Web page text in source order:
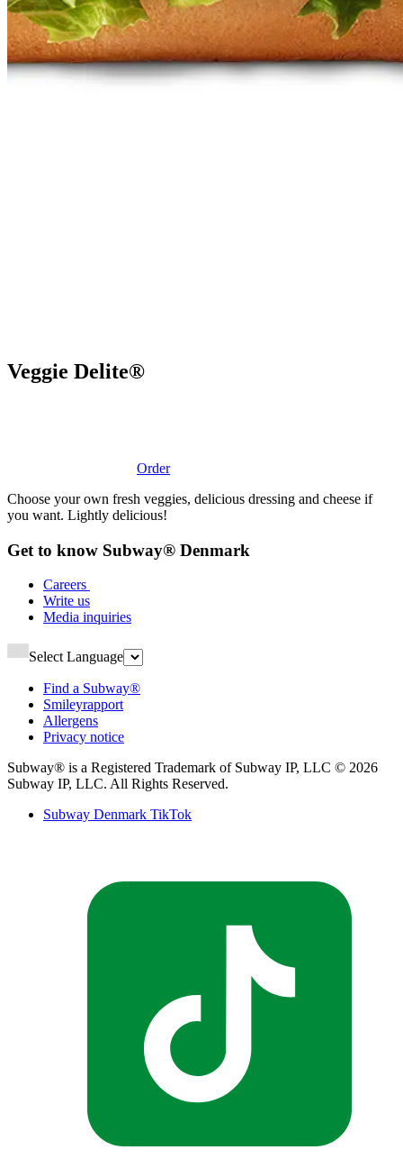
Veggie Delite®​​​​‌ ‍ ​‍​‍‌‍ ‌ ​‍‌‍‍‌‌‍‌ ‌‍‍‌‌‍ ‍​‍​‍​ ‍‍​‍​‍‌ ​ ‌‍​‌‌‍ ‍‌‍‍‌‌ ‌​‌ ‍‌​‍ ‍‌‍‍‌‌‍ ​‍​‍​‍ ​​‍​‍‌‍‍​‌ ​‍‌‍‌‌‌‍‌‍​‍​‍​ ‍‍​‍​‍‌‍‍​‌ ‌​‌ ‌​‌ ​​‌ ​ ​ ‍‍​‍ ​‍ ‌‍ ‍‌‍ ‌ ​‍‌‍‌​‌‍‍‌‌‍​ ​‍ ‌‌‍​‍‌‍‍‌‌ ‌​‌‍‌‌‌ ​ ​‍ ‌‌‍‌ ‌ ​‍‌‍ ‌ ‌‌‌ ​​​‍ ‌‌ ​ ‌ ‌​‌ ‌‌‌‍‌​‌‍‍‌‌‍ ​‍ ‍‌ ‌‍‌‍‌‌‌ ​‍‌‍​ ‌‍‌‌‌‍ ​​‍ ‍‌‍​‌‌ ​​‌ ​​​‍ ‌‍‍‌‌‍ ‍‌ ‌​‌‍‌‌‌‍ ‍‌ ‌​​‍ ‌‍‌‌‌‍‌​‌‍‍‌‌ ‌​​‍ ‌‍ ‌‌‍ ‌‍‌​‌‍‌‌​ ‌‌ ​​‌ ​‍‌‍‌‌‌ ​ ‌‍‌‌‌‍ ‍‌ ‌​‌‍​‌‌ ‌​‌‍‍‌‌‍ ‌‍ ‍​ ‍ ‌‍‍‌‌‍‌​​ ‌​ ‍​​ ‌‌​ ‍‌​ ‌‌​ ‌​‌‍​ ​ ​ ‌‍​‍​‍ ‌​ ​‍​ ‌‍‌‍‌‍​ ‌​​‍ ‌​ ‌​​ ​‍‌‍‌‍​ ‌‍​‍ ‌​ ‍​​ ​​​ ‌ ​ ‌ ​‍ ‌‌‍​‍​ ‌‌‌‍‌‌‌‍​‌​ ​​‌‍‌‌​ ‌​​ ​​​ ‌‍​ ​ ​ ‌ ‌‍‌‍​ ‍ ‌ ‌​‌ ‍‌‌ ​​‌‍‌‌​ ‌‌ ​​‌ ​‍‌‍ ‌‍‌​‌ ‌‌‌‍​ ‌ ‌​​ ‍ ‌ ​​‌‍​‌‌ ‌​‌‍‍​​ ‌‌‍ ‍‌‍​‌‌‍ ‌‌‍‌‌​‍‌‌​ ‌‌‌​​‍‌‌ ‌‍‍ ‌‍‌‌‌ ‍‌​‍‌‌​ ​ ‌​‌​​‍‌‌​ ​ ‌​‌​​‍‌‌​ ​‍​ ​‍‌‍‌‌‌‍ ‍​‍‌‌​ ​‍​ ​‍​‍‌‌​ ‌‌‌​‌​​‍ ‍‌ ‌‍‌‍​‌‌‍ ​‌ ‌‌‌‍‌‌​ ‌‍​‍‌‍​‌‌ ​ ‌‍‌‌‌‌‌‌‌ ​‍‌‍ ​​ ‌‌‍‍​‌ ‌​‌ ‌​‌ ​​‌ ​ ​‍‌‌​ ​ ‌​​‌​‍‌‌​ ​‍‌​‌‍​‍‌‌​ ​‍‌​‌‍‌‍ ‍‌‍ ‌ ​‍‌‍‌​‌‍‍‌‌‍​ ​‍ ‌‌‍​‍‌‍‍‌‌ ‌​‌‍‌‌‌ ​ ​‍ ‌‌‍‌ ‌ ​‍‌‍ ‌ ‌‌‌ ​​​‍ ‌‌ ​ ‌ ‌​‌ ‌‌‌‍‌​‌‍‍‌‌‍ ​‍ ‍‌ ‌‍‌‍‌‌‌ ​‍‌‍​ ‌‍‌‌‌‍ ​​‍ ‍‌‍​‌‌ ​​‌ ​​​‍‌‍‌‍‍‌‌‍‌​​ ‌​ ‍​​ ‌‌​ ‍‌​ ‌‌​ ‌​‌‍​ ​ ​ ‌‍​‍​‍ ‌​ ​‍​ ‌‍‌‍‌‍​ ‌​​‍ ‌​ ‌​​ ​‍‌‍‌‍​ ‌‍​‍ ‌​ ‍​​ ​​​ ‌ ​ ‌ ​‍ ‌‌‍​‍​ ‌‌‌‍‌‌‌‍​‌​ ​​‌‍‌‌​ ‌​​ ​​​ ‌‍​ ​ ​ ‌ ‌‍‌‍​‍‌‍‌ ‌​‌ ‍‌‌ ​​‌‍‌‌​ ‌‌ ​​‌ ​‍‌‍ ‌‍‌​‌ ‌‌‌‍​ ‌ ‌​​‍‌‍‌ ​​‌‍​‌‌ ‌​‌‍‍​​ ‌‌‍ ‍‌‍​‌‌‍ ‌‌‍‌‌​‍‌‌​ ‌‌‌​​‍‌‌ ‌‍‍ ‌‍‌‌‌ ‍‌​‍‌‌​ ​ ‌​‌​​‍‌‌​ ​ ‌​‌​​‍‌‌​ ​‍​ ​‍‌‍‌‌‌‍ ‍​‍‌‌​ ​‍​ ​‍​‍‌‌​ ‌‌‌​‌​​‍ ‍‌ ‌‍‌‍​‌‌‍ ​‌ ‌‌‌‍‌‌​‍‌‍‌ ​​‌‍‌‌‌ ​‍‌ ​ ‌ ​​‌‍‌‌‌‍​ ‌ ‌​‌‍‍‌‌ ‌‍‌‍‌‌​ ‌‌ ​​‌ ‌‌‌‍​‍‌‍ ​‌‍‍‌‌ ​ ‌‍‍​‌‍‌‌‌‍‌​​‍​‍‌ ‌
Order
Choose your own fresh veggies, delicious dressing and cheese if
you want. Lightly delicious!​​​​‌ ‍ ​‍​‍‌‍ ‌ ​‍‌‍‍‌‌‍‌ ‌‍‍‌‌‍ ‍​‍​‍​ ‍‍​‍​‍‌ ​ ‌‍​‌‌‍ ‍‌‍‍‌‌ ‌​‌ ‍‌​‍ ‍‌‍‍‌‌‍ ​‍​‍​‍ ​​‍​‍‌‍‍​‌ ​‍‌‍‌‌‌‍‌‍​‍​‍​ ‍‍​‍​‍‌‍‍​‌ ‌​‌ ‌​‌ ​​‌ ​ ​ ‍‍​‍ ​‍ ‌‍ ‍‌‍ ‌ ​‍‌‍‌​‌‍‍‌‌‍​ ​‍ ‌‌‍​‍‌‍‍‌‌ ‌​‌‍‌‌‌ ​ ​‍ ‌‌‍‌ ‌ ​‍‌‍ ‌ ‌‌‌ ​​​‍ ‌‌ ​ ‌ ‌​‌ ‌‌‌‍‌​‌‍‍‌‌‍ ​‍ ‍‌ ‌‍‌‍‌‌‌ ​‍‌‍​ ‌‍‌‌‌‍ ​​‍ ‍‌‍​‌‌ ​​‌ ​​​‍ ‌‍‍‌‌‍ ‍‌ ‌​‌‍‌‌‌‍ ‍‌ ‌​​‍ ‌‍‌‌‌‍‌​‌‍‍‌‌ ‌​​‍ ‌‍ ‌‌‍ ‌‍‌​‌‍‌‌​ ‌‌ ​​‌ ​‍‌‍‌‌‌ ​ ‌‍‌‌‌‍ ‍‌ ‌​‌‍​‌‌ ‌​‌‍‍‌‌‍ ‌‍ ‍​ ‍ ‌‍‍‌‌‍‌​​ ‌​ ‍​​ ‌‌​ ‍‌​ ‌‌​ ‌​‌‍​ ​ ​ ‌‍​‍​‍ ‌​ ​‍​ ‌‍‌‍‌‍​ ‌​​‍ ‌​ ‌​​ ​‍‌‍‌‍​ ‌‍​‍ ‌​ ‍​​ ​​​ ‌ ​ ‌ ​‍ ‌‌‍​‍​ ‌‌‌‍‌‌‌‍​‌​ ​​‌‍‌‌​ ‌​​ ​​​ ‌‍​ ​ ​ ‌ ‌‍‌‍​ ‍ ‌ ‌​‌ ‍‌‌ ​​‌‍‌‌​ ‌‌ ​​‌ ​‍‌‍ ‌‍‌​‌ ‌‌‌‍​ ‌ ‌​​ ‍ ‌ ​​‌‍​‌‌ ‌​‌‍‍​​ ‌‌‍‌​‌‍‌‌‌ ​ ‌‍​ ‌ ​‍‌‍‍‌‌ ​​‌ ‌​‌‍‍‌‌‍ ‌‍ ‍​‍‌‌​ ‌‌‌​​‍‌‌ ‌‍‍ ‌‍‌‌‌ ‍‌​‍‌‌​ ​ ‌​‌​​‍‌‌​ ​ ‌​‌​​‍‌‌​ ​‍​ ​‍‌‍‌‌‌‍ ‍​‍‌‌​ ​‍​ ​‍​‍‌‌​ ‌‌‌​‌​​‍ ‍‌ ‌‍‌‍​‌‌‍ ​‌ ‌‌‌‍‌‌​‍ ‍‌ ‌‍‌‍​‌‌‍ ​‌ ‌‌‌‍‌‌​‍‌‌​ ‌‌‌​​‍‌‌ ‌‍‍ ‌‍‌‌‌ ‍‌​‍‌‌​ ​ ‌​‌​​‍‌‌​ ​ ‌​‌​​‍‌‌​ ​‍​ ​‍​ ‌‍​ ​‍‌‍‌‍​ ‌‌​ ​ ​ ‍​​ ​​​ ‌‍‌‍‌‌​ ‌‌‌‍‌‍​ ​ ​‍‌‌​ ​‍​ ​‍​‍‌‌​ ‌‌‌​‌​​‍ ‍‌‍​ ‌‍‍​‌‍‍‌‌‍ ​‌‍‌​‌ ​‍‌‍‌‌‌‍ ‍​‍‌‌​ ‌‌‌​​‍‌‌ ‌‍‍ ‌‍‌‌‌ ‍‌​‍‌‌​ ​ ‌​‌​​‍‌‌​ ​ ‌​‌​​‍‌‌​ ​‍​ ​‍‌‍‌‍​ ​​‌‍​‌‌‍​‍​ ‍‌‌‍‌‌​ ​‌​ ​ ​ ‌​​ ​‍‌‍​ ​ ​​​‍‌‌​ ​‍​ ​‍​‍‌‌​ ‌‌‌​‌​​‍ ‍‌ ‌​‌‍‌‌‌ ‍​‌ ‌​​ ‌‍​‍‌‍​‌‌ ​ ‌‍‌‌‌‌‌‌‌ ​‍‌‍ ​​ ‌‌‍‍​‌ ‌​‌ ‌​‌ ​​‌ ​ ​‍‌‌​ ​ ‌​​‌​‍‌‌​ ​‍‌​‌‍​‍‌‌​ ​‍‌​‌‍‌‍ ‍‌‍ ‌ ​‍‌‍‌​‌‍‍‌‌‍​ ​‍ ‌‌‍​‍‌‍‍‌‌ ‌​‌‍‌‌‌ ​ ​‍ ‌‌‍‌ ‌ ​‍‌‍ ‌ ‌‌‌ ​​​‍ ‌‌ ​ ‌ ‌​‌ ‌‌‌‍‌​‌‍‍‌‌‍ ​‍ ‍‌ ‌‍‌‍‌‌‌ ​‍‌‍​ ‌‍‌‌‌‍ ​​‍ ‍‌‍​‌‌ ​​‌ ​​​‍‌‍‌‍‍‌‌‍‌​​ ‌​ ‍​​ ‌‌​ ‍‌​ ‌‌​ ‌​‌‍​ ​ ​ ‌‍​‍​‍ ‌​ ​‍​ ‌‍‌‍‌‍​ ‌​​‍ ‌​ ‌​​ ​‍‌‍‌‍​ ‌‍​‍ ‌​ ‍​​ ​​​ ‌ ​ ‌ ​‍ ‌‌‍​‍​ ‌‌‌‍‌‌‌‍​‌​ ​​‌‍‌‌​ ‌​​ ​​​ ‌‍​ ​ ​ ‌ ‌‍‌‍​‍‌‍‌ ‌​‌ ‍‌‌ ​​‌‍‌‌​ ‌‌ ​​‌ ​‍‌‍ ‌‍‌​‌ ‌‌‌‍​ ‌ ‌​​‍‌‍‌ ​​‌‍​‌‌ ‌​‌‍‍​​ ‌‌‍‌​‌‍‌‌‌ ​ ‌‍​ ‌ ​‍‌‍‍‌‌ ​​‌ ‌​‌‍‍‌‌‍ ‌‍ ‍​‍‌‌​ ‌‌‌​​‍‌‌ ‌‍‍ ‌‍‌‌‌ ‍‌​‍‌‌​ ​ ‌​‌​​‍‌‌​ ​ ‌​‌​​‍‌‌​ ​‍​ ​‍‌‍‌‌‌‍ ‍​‍‌‌​ ​‍​ ​‍​‍‌‌​ ‌‌‌​‌​​‍ ‍‌ ‌‍‌‍​‌‌‍ ​‌ ‌‌‌‍‌‌​‍ ‍‌ ‌‍‌‍​‌‌‍ ​‌ ‌‌‌‍‌‌​‍‌‌​ ‌‌‌​​‍‌‌ ‌‍‍ ‌‍‌‌‌ ‍‌​‍‌‌​ ​ ‌​‌​​‍‌‌​ ​ ‌​‌​​‍‌‌​ ​‍​ ​‍​ ‌‍​ ​‍‌‍‌‍​ ‌‌​ ​ ​ ‍​​ ​​​ ‌‍‌‍‌‌​ ‌‌‌‍‌‍​ ​ ​‍‌‌​ ​‍​ ​‍​‍‌‌​ ‌‌‌​‌​​‍ ‍‌‍​ ‌‍‍​‌‍‍‌‌‍ ​‌‍‌​‌ ​‍‌‍‌‌‌‍ ‍​‍‌‌​ ‌‌‌​​‍‌‌ ‌‍‍ ‌‍‌‌‌ ‍‌​‍‌‌​ ​ ‌​‌​​‍‌‌​ ​ ‌​‌​​‍‌‌​ ​‍​ ​‍‌‍‌‍​ ​​‌‍​‌‌‍​‍​ ‍‌‌‍‌‌​ ​‌​ ​ ​ ‌​​ ​‍‌‍​ ​ ​​​‍‌‌​ ​‍​ ​‍​‍‌‌​ ‌‌‌​‌​​‍ ‍‌ ‌​‌‍‌‌‌ ‍​‌ ‌​​‍‌‍‌ ​​‌‍‌‌‌ ​‍‌ ​ ‌ ​​‌‍‌‌‌‍​ ‌ ‌​‌‍‍‌‌ ‌‍‌‍‌‌​ ‌‌ ​​‌ ‌‌‌‍​‍‌‍ ​‌‍‍‌‌ ​ ‌‍‍​‌‍‌‌‌‍‌​​‍​‍‌ ‌
Get to know Subway® Denmark​​​​‌ ‍ ​‍​‍‌‍ ‌ ​‍‌‍‍‌‌‍‌ ‌‍‍‌‌‍ ‍​‍​‍​ ‍‍​‍​‍‌ ​ ‌‍​‌‌‍ ‍‌‍‍‌‌ ‌​‌ ‍‌​‍ ‍‌‍‍‌‌‍ ​‍​‍​‍ ​​‍​‍‌‍‍​‌ ​‍‌‍‌‌‌‍‌‍​‍​‍​ ‍‍​‍​‍‌‍‍​‌ ‌​‌ ‌​‌ ​​‌ ​ ​ ‍‍​‍ ​‍ ‌‍ ‍‌‍ ‌ ​‍‌‍‌​‌‍‍‌‌‍​ ​‍ ‌‌‍​‍‌‍‍‌‌ ‌​‌‍‌‌‌ ​ ​‍ ‌‌‍‌ ‌ ​‍‌‍ ‌ ‌‌‌ ​​​‍ ‌‌ ​ ‌ ‌​‌ ‌‌‌‍‌​‌‍‍‌‌‍ ​‍ ‍‌ ‌‍‌‍‌‌‌ ​‍‌‍​ ‌‍‌‌‌‍ ​​‍ ‍‌‍​‌‌ ​​‌ ​​​‍ ‌‍‍‌‌‍ ‍‌ ‌​‌‍‌‌‌‍ ‍‌ ‌​​‍ ‌‍‌‌‌‍‌​‌‍‍‌‌ ‌​​‍ ‌‍ ‌‌‍ ‌‍‌​‌‍‌‌​ ‌‌ ​​‌ ​‍‌‍‌‌‌ ​ ‌‍‌‌‌‍ ‍‌ ‌​‌‍​‌‌ ‌​‌‍‍‌‌‍ ‌‍ ‍​ ‍ ‌‍‍‌‌‍‌​​ ‌​ ‌‍​ ​ ‌‍‌​​ ‌‌​ ​ ‌‍​‍​ ​‌​ ​​​‍ ‌​ ​‍​ ​‌​ ‌‌​ ​​​‍ ‌​ ‌​‌‍​ ‌‍​ ​ ​​​‍ ‌​ ‍​‌‍‌‌​ ‍‌​ ​‍​‍ ‌​ ‌ ‌‍‌‌​ ​‍​ ​‌​ ​‍​ ​ ​ ​ ‌‍‌‍‌‍​‍​ ‌‌​ ‍​‌‍​‌​ ‍ ‌ ‌​‌ ‍‌‌ ​​‌‍‌‌​ ‌‌ ‌ ‌‍‌‌‌‍​‍‌ ​ ‌‍‍‌‌ ‌​‌‍‌‌‌​‌‍‌‍ ‌‍ ‌ ‌​‌‍‌‌‌ ​‍​ ‍ ‌ ​​‌‍​‌‌ ‌​‌‍‍​​ ‌‌ ‌​‌‍‍‌‌ ‌​‌‍ ​‌‍‌‌​‍‌‌​ ‌‌‌​​‍‌‌ ‌‍‍ ‌‍‌‌‌ ‍‌​‍‌‌​ ​ ‌​‌​​‍‌‌​ ​ ‌​‌​​‍‌‌​ ​‍​ ​‍‌‍‌‌‌‍ ‍​‍‌‌​ ​‍​ ​‍​‍‌‌​ ‌‌‌​‌​​‍ ‍‌ ‌‍‌‍​‌‌‍ ​‌ ‌‌‌‍‌‌​ ‌‍​‍‌‍​‌‌ ​ ‌‍‌‌‌‌‌‌‌ ​‍‌‍ ​​ ‌‌‍‍​‌ ‌​‌ ‌​‌ ​​‌ ​ ​‍‌‌​ ​ ‌​​‌​‍‌‌​ ​‍‌​‌‍​‍‌‌​ ​‍‌​‌‍‌‍ ‍‌‍ ‌ ​‍‌‍‌​‌‍‍‌‌‍​ ​‍ ‌‌‍​‍‌‍‍‌‌ ‌​‌‍‌‌‌ ​ ​‍ ‌‌‍‌ ‌ ​‍‌‍ ‌ ‌‌‌ ​​​‍ ‌‌ ​ ‌ ‌​‌ ‌‌‌‍‌​‌‍‍‌‌‍ ​‍ ‍‌ ‌‍‌‍‌‌‌ ​‍‌‍​ ‌‍‌‌‌‍ ​​‍ ‍‌‍​‌‌ ​​‌ ​​​‍‌‍‌‍‍‌‌‍‌​​ ‌​ ‌‍​ ​ ‌‍‌​​ ‌‌​ ​ ‌‍​‍​ ​‌​ ​​​‍ ‌​ ​‍​ ​‌​ ‌‌​ ​​​‍ ‌​ ‌​‌‍​ ‌‍​ ​ ​​​‍ ‌​ ‍​‌‍‌‌​ ‍‌​ ​‍​‍ ‌​ ‌ ‌‍‌‌​ ​‍​ ​‌​ ​‍​ ​ ​ ​ ‌‍‌‍‌‍​‍​ ‌‌​ ‍​‌‍​‌​‍‌‍‌ ‌​‌ ‍‌‌ ​​‌‍‌‌​ ‌‌ ‌ ‌‍‌‌‌‍​‍‌ ​ ‌‍‍‌‌ ‌​‌‍‌‌‌​‌‍‌‍ ‌‍ ‌ ‌​‌‍‌‌‌ ​‍​‍‌‍‌ ​​‌‍​‌‌ ‌​‌‍‍​​ ‌‌ ‌​‌‍‍‌‌ ‌​‌‍ ​‌‍‌‌​‍‌‌​ ‌‌‌​​‍‌‌ ‌‍‍ ‌‍‌‌‌ ‍‌​‍‌‌​ ​ ‌​‌​​‍‌‌​ ​ ‌​‌​​‍‌‌​ ​‍​ ​‍‌‍‌‌‌‍ ‍​‍‌‌​ ​‍​ ​‍​‍‌‌​ ‌‌‌​‌​​‍ ‍‌ ‌‍‌‍​‌‌‍ ​‌ ‌‌‌‍‌‌​‍‌‍‌ ​​‌‍‌‌‌ ​‍‌ ​ ‌ ​​‌‍‌‌‌‍​ ‌ ‌​‌‍‍‌‌ ‌‍‌‍‌‌​ ‌‌ ​​‌ ‌‌‌‍​‍‌‍ ​‌‍‍‌‌ ​ ‌‍‍​‌‍‌‌‌‍‌​​‍​‍‌ ‌
Careers ​​​​‌ ‍ ​‍​‍‌‍ ‌ ​‍‌‍‍‌‌‍‌ ‌‍‍‌‌‍ ‍​‍​‍​ ‍‍​‍​‍‌ ​ ‌‍​‌‌‍ ‍‌‍‍‌‌ ‌​‌ ‍‌​‍ ‍‌‍‍‌‌‍ ​‍​‍​‍ ​​‍​‍‌‍‍​‌ ​‍‌‍‌‌‌‍‌‍​‍​‍​ ‍‍​‍​‍‌‍‍​‌ ‌​‌ ‌​‌ ​​‌ ​ ​ ‍‍​‍ ​‍ ‌‍ ‍‌‍ ‌ ​‍‌‍‌​‌‍‍‌‌‍​ ​‍ ‌‌‍​‍‌‍‍‌‌ ‌​‌‍‌‌‌ ​ ​‍ ‌‌‍‌ ‌ ​‍‌‍ ‌ ‌‌‌ ​​​‍ ‌‌ ​ ‌ ‌​‌ ‌‌‌‍‌​‌‍‍‌‌‍ ​‍ ‍‌ ‌‍‌‍‌‌‌ ​‍‌‍​ ‌‍‌‌‌‍ ​​‍ ‍‌‍​‌‌ ​​‌ ​​​‍ ‌‍‍‌‌‍ ‍‌ ‌​‌‍‌‌‌‍ ‍‌ ‌​​‍ ‌‍‌‌‌‍‌​‌‍‍‌‌ ‌​​‍ ‌‍ ‌‌‍ ‌‍‌​‌‍‌‌​ ‌‌ ​​‌ ​‍‌‍‌‌‌ ​ ‌‍‌‌‌‍ ‍‌ ‌​‌‍​‌‌ ‌​‌‍‍‌‌‍ ‌‍ ‍​ ‍ ‌‍‍‌‌‍‌​​ ‌‌‍‌​​ ‍​​ ​​‌‍‌​​ ​‌‌‍‌‍‌‍​‌​ ‌ ​‍ ‌‌‍​‌​ ​‍​ ‍​​ ‍‌​‍ ‌​ ‌​‌‍‌‌​ ​ ​ ​‌​‍ ‌‌‍​‍​ ​‌‌‍‌​​ ‌‍​‍ ‌​ ‌‍​ ‌​​ ‌‍​ ​‍​ ‌‍​ ‌‌​ ‍​​ ‌ ​ ‌‌​ ​‍​ ‌‍​ ‌‌​ ‍ ‌ ‌​‌ ‍‌‌ ​​‌‍‌‌​ ‌‌ ‌ ‌‍‌‌‌‍​‍‌ ​ ‌‍‍‌‌ ‌​‌‍‌‌‌​ ‍‌‍​‌‌ ‌‍‌‍‍‌‌‍‌ ‌‍​‌‌ ‌​‌‍‍‌‌‍ ‌‍ ‍‌​‍‌‌ ‌​‌‍‌‌‌‍ ‌​ ‍ ‌ ​​‌‍​‌‌ ‌​‌‍‍​​ ‌‌‍ ​‌‍​‌‌‍​‍‌‍‌‌‌‍ ​​‍‌‌​ ‌‌‌​​‍‌‌ ‌‍‍ ‌‍‌‌‌ ‍‌​‍‌‌​ ​ ‌​‌​​‍‌‌​ ​ ‌​‌​​‍‌‌​ ​‍​ ​‍‌‍‌‌‌‍ ‍​‍‌‌​ ​‍​ ​‍​‍‌‌​ ‌‌‌​‌​​‍ ‍‌ ‌‍‌‍​‌‌‍ ​‌ ‌‌‌‍‌‌​ ‌‍​‍‌‍​‌‌ ​ ‌‍‌‌‌‌‌‌‌ ​‍‌‍ ​​ ‌‌‍‍​‌ ‌​‌ ‌​‌ ​​‌ ​ ​‍‌‌​ ​ ‌​​‌​‍‌‌​ ​‍‌​‌‍​‍‌‌​ ​‍‌​‌‍‌‍ ‍‌‍ ‌ ​‍‌‍‌​‌‍‍‌‌‍​ ​‍ ‌‌‍​‍‌‍‍‌‌ ‌​‌‍‌‌‌ ​ ​‍ ‌‌‍‌ ‌ ​‍‌‍ ‌ ‌‌‌ ​​​‍ ‌‌ ​ ‌ ‌​‌ ‌‌‌‍‌​‌‍‍‌‌‍ ​‍ ‍‌ ‌‍‌‍‌‌‌ ​‍‌‍​ ‌‍‌‌‌‍ ​​‍ ‍‌‍​‌‌ ​​‌ ​​​‍‌‍‌‍‍‌‌‍‌​​ ‌‌‍‌​​ ‍​​ ​​‌‍‌​​ ​‌‌‍‌‍‌‍​‌​ ‌ ​‍ ‌‌‍​‌​ ​‍​ ‍​​ ‍‌​‍ ‌​ ‌​‌‍‌‌​ ​ ​ ​‌​‍ ‌‌‍​‍​ ​‌‌‍‌​​ ‌‍​‍ ‌​ ‌‍​ ‌​​ ‌‍​ ​‍​ ‌‍​ ‌‌​ ‍​​ ‌ ​ ‌‌​ ​‍​ ‌‍​ ‌‌​‍‌‍‌ ‌​‌ ‍‌‌ ​​‌‍‌‌​ ‌‌ ‌ ‌‍‌‌‌‍​‍‌ ​ ‌‍‍‌‌ ‌​‌‍‌‌‌​ ‍‌‍​‌‌ ‌‍‌‍‍‌‌‍‌ ‌‍​‌‌ ‌​‌‍‍‌‌‍ ‌‍ ‍‌​‍‌‌ ‌​‌‍‌‌‌‍ ‌​‍‌‍‌ ​​‌‍​‌‌ ‌​‌‍‍​​ ‌‌‍ ​‌‍​‌‌‍​‍‌‍‌‌‌‍ ​​‍‌‌​ ‌‌‌​​‍‌‌ ‌‍‍ ‌‍‌‌‌ ‍‌​‍‌‌​ ​ ‌​‌​​‍‌‌​ ​ ‌​‌​​‍‌‌​ ​‍​ ​‍‌‍‌‌‌‍ ‍​‍‌‌​ ​‍​ ​‍​‍‌‌​ ‌‌‌​‌​​‍ ‍‌ ‌‍‌‍​‌‌‍ ​‌ ‌‌‌‍‌‌​‍‌‍‌ ​​‌‍‌‌‌ ​‍‌ ​ ‌ ​​‌‍‌‌‌‍​ ‌ ‌​‌‍‍‌‌ ‌‍‌‍‌‌​ ‌‌ ​​‌ ‌‌‌‍​‍‌‍ ​‌‍‍‌‌ ​ ‌‍‍​‌‍‌‌‌‍‌​​‍​‍‌ ‌
Write us​​​​‌ ‍ ​‍​‍‌‍ ‌ ​‍‌‍‍‌‌‍‌ ‌‍‍‌‌‍ ‍​‍​‍​ ‍‍​‍​‍‌ ​ ‌‍​‌‌‍ ‍‌‍‍‌‌ ‌​‌ ‍‌​‍ ‍‌‍‍‌‌‍ ​‍​‍​‍ ​​‍​‍‌‍‍​‌ ​‍‌‍‌‌‌‍‌‍​‍​‍​ ‍‍​‍​‍‌‍‍​‌ ‌​‌ ‌​‌ ​​‌ ​ ​ ‍‍​‍ ​‍ ‌‍ ‍‌‍ ‌ ​‍‌‍‌​‌‍‍‌‌‍​ ​‍ ‌‌‍​‍‌‍‍‌‌ ‌​‌‍‌‌‌ ​ ​‍ ‌‌‍‌ ‌ ​‍‌‍ ‌ ‌‌‌ ​​​‍ ‌‌ ​ ‌ ‌​‌ ‌‌‌‍‌​‌‍‍‌‌‍ ​‍ ‍‌ ‌‍‌‍‌‌‌ ​‍‌‍​ ‌‍‌‌‌‍ ​​‍ ‍‌‍​‌‌ ​​‌ ​​​‍ ‌‍‍‌‌‍ ‍‌ ‌​‌‍‌‌‌‍ ‍‌ ‌​​‍ ‌‍‌‌‌‍‌​‌‍‍‌‌ ‌​​‍ ‌‍ ‌‌‍ ‌‍‌​‌‍‌‌​ ‌‌ ​​‌ ​‍‌‍‌‌‌ ​ ‌‍‌‌‌‍ ‍‌ ‌​‌‍​‌‌ ‌​‌‍‍‌‌‍ ‌‍ ‍​ ‍ ‌‍‍‌‌‍‌​​ ‌‌‍​‍​ ‌ ​ ​‍‌‍‌‍​ ​​‌‍​‌​ ​‍​ ‌‍​‍ ‌​ ​​‌‍​ ​ ‌ ​ ​‍​‍ ‌​ ‌​‌‍‌​​ ‌ ​ ‌‍​‍ ‌‌‍​‍​ ‌​​ ‌ ‌‍‌‌​‍ ‌​ ​ ​ ‍‌‌‍​‌‌‍‌‍‌‍​‌​ ​‍​ ​‍‌‍​ ‌‍‌‍‌‍‌‍​ ‌‍​ ​‌​ ‍ ‌ ‌​‌ ‍‌‌ ​​‌‍‌‌​ ‌‌ ‌ ‌‍‌‌‌‍​‍‌ ​ ‌‍‍‌‌ ‌​‌‍‌‌‌​ ‍‌‍​‌‌ ‌‍‌‍‍‌‌‍‌ ‌‍​‌‌ ‌​‌‍‍‌‌‍ ‌‍ ‍‌​‍‌‌ ‌​‌‍‌‌‌‍ ‌​ ‍ ‌ ​​‌‍​‌‌ ‌​‌‍‍​​ ‌‌‍ ​‌‍​‌‌‍​‍‌‍‌‌‌‍ ​​‍‌‌​ ‌‌‌​​‍‌‌ ‌‍‍ ‌‍‌‌‌ ‍‌​‍‌‌​ ​ ‌​‌​​‍‌‌​ ​ ‌​‌​​‍‌‌​ ​‍​ ​‍‌‍‌‌‌‍ ‍​‍‌‌​ ​‍​ ​‍​‍‌‌​ ‌‌‌​‌​​‍ ‍‌ ‌‍‌‍​‌‌‍ ​‌ ‌‌‌‍‌‌​ ‌‍​‍‌‍​‌‌ ​ ‌‍‌‌‌‌‌‌‌ ​‍‌‍ ​​ ‌‌‍‍​‌ ‌​‌ ‌​‌ ​​‌ ​ ​‍‌‌​ ​ ‌​​‌​‍‌‌​ ​‍‌​‌‍​‍‌‌​ ​‍‌​‌‍‌‍ ‍‌‍ ‌ ​‍‌‍‌​‌‍‍‌‌‍​ ​‍ ‌‌‍​‍‌‍‍‌‌ ‌​‌‍‌‌‌ ​ ​‍ ‌‌‍‌ ‌ ​‍‌‍ ‌ ‌‌‌ ​​​‍ ‌‌ ​ ‌ ‌​‌ ‌‌‌‍‌​‌‍‍‌‌‍ ​‍ ‍‌ ‌‍‌‍‌‌‌ ​‍‌‍​ ‌‍‌‌‌‍ ​​‍ ‍‌‍​‌‌ ​​‌ ​​​‍‌‍‌‍‍‌‌‍‌​​ ‌‌‍​‍​ ‌ ​ ​‍‌‍‌‍​ ​​‌‍​‌​ ​‍​ ‌‍​‍ ‌​ ​​‌‍​ ​ ‌ ​ ​‍​‍ ‌​ ‌​‌‍‌​​ ‌ ​ ‌‍​‍ ‌‌‍​‍​ ‌​​ ‌ ‌‍‌‌​‍ ‌​ ​ ​ ‍‌‌‍​‌‌‍‌‍‌‍​‌​ ​‍​ ​‍‌‍​ ‌‍‌‍‌‍‌‍​ ‌‍​ ​‌​‍‌‍‌ ‌​‌ ‍‌‌ ​​‌‍‌‌​ ‌‌ ‌ ‌‍‌‌‌‍​‍‌ ​ ‌‍‍‌‌ ‌​‌‍‌‌‌​ ‍‌‍​‌‌ ‌‍‌‍‍‌‌‍‌ ‌‍​‌‌ ‌​‌‍‍‌‌‍ ‌‍ ‍‌​‍‌‌ ‌​‌‍‌‌‌‍ ‌​‍‌‍‌ ​​‌‍​‌‌ ‌​‌‍‍​​ ‌‌‍ ​‌‍​‌‌‍​‍‌‍‌‌‌‍ ​​‍‌‌​ ‌‌‌​​‍‌‌ ‌‍‍ ‌‍‌‌‌ ‍‌​‍‌‌​ ​ ‌​‌​​‍‌‌​ ​ ‌​‌​​‍‌‌​ ​‍​ ​‍‌‍‌‌‌‍ ‍​‍‌‌​ ​‍​ ​‍​‍‌‌​ ‌‌‌​‌​​‍ ‍‌ ‌‍‌‍​‌‌‍ ​‌ ‌‌‌‍‌‌​‍‌‍‌ ​​‌‍‌‌‌ ​‍‌ ​ ‌ ​​‌‍‌‌‌‍​ ‌ ‌​‌‍‍‌‌ ‌‍‌‍‌‌​ ‌‌ ​​‌ ‌‌‌‍​‍‌‍ ​‌‍‍‌‌ ​ ‌‍‍​‌‍‌‌‌‍‌​​‍​‍‌ ‌
Media inquiries​​​​‌ ‍ ​‍​‍‌‍ ‌ ​‍‌‍‍‌‌‍‌ ‌‍‍‌‌‍ ‍​‍​‍​ ‍‍​‍​‍‌ ​ ‌‍​‌‌‍ ‍‌‍‍‌‌ ‌​‌ ‍‌​‍ ‍‌‍‍‌‌‍ ​‍​‍​‍ ​​‍​‍‌‍‍​‌ ​‍‌‍‌‌‌‍‌‍​‍​‍​ ‍‍​‍​‍‌‍‍​‌ ‌​‌ ‌​‌ ​​‌ ​ ​ ‍‍​‍ ​‍ ‌‍ ‍‌‍ ‌ ​‍‌‍‌​‌‍‍‌‌‍​ ​‍ ‌‌‍​‍‌‍‍‌‌ ‌​‌‍‌‌‌ ​ ​‍ ‌‌‍‌ ‌ ​‍‌‍ ‌ ‌‌‌ ​​​‍ ‌‌ ​ ‌ ‌​‌ ‌‌‌‍‌​‌‍‍‌‌‍ ​‍ ‍‌ ‌‍‌‍‌‌‌ ​‍‌‍​ ‌‍‌‌‌‍ ​​‍ ‍‌‍​‌‌ ​​‌ ​​​‍ ‌‍‍‌‌‍ ‍‌ ‌​‌‍‌‌‌‍ ‍‌ ‌​​‍ ‌‍‌‌‌‍‌​‌‍‍‌‌ ‌​​‍ ‌‍ ‌‌‍ ‌‍‌​‌‍‌‌​ ‌‌ ​​‌ ​‍‌‍‌‌‌ ​ ‌‍‌‌‌‍ ‍‌ ‌​‌‍​‌‌ ‌​‌‍‍‌‌‍ ‌‍ ‍​ ‍ ‌‍‍‌‌‍‌​​ ‌​ ‌‍​ ‌​​ ​ ‌‍‌​​ ‍‌​ ‍‌​ ‌‌‌‍‌‍​‍ ‌​ ​​‌‍‌‍‌‍​‌​ ‌‍​‍ ‌​ ‌​‌‍‌‍​ ‌‌​ ‌​​‍ ‌‌‍​‌​ ​ ​ ​‍​ ‌ ​‍ ‌​ ​‍‌‍‌‌‌‍‌‍‌‍​‌​ ​‍​ ​‍​ ​ ​ ‌ ‌‍‌‌​ ​​​ ​​​ ‌ ​ ‍ ‌ ‌​‌ ‍‌‌ ​​‌‍‌‌​ ‌‌ ‌ ‌‍‌‌‌‍​‍‌ ​ ‌‍‍‌‌ ‌​‌‍‌‌‌​ ‍‌‍​‌‌ ‌‍‌‍‍‌‌‍‌ ‌‍​‌‌ ‌​‌‍‍‌‌‍ ‌‍ ‍‌​‍‌‌ ‌​‌‍‌‌‌‍ ‌​ ‍ ‌ ​​‌‍​‌‌ ‌​‌‍‍​​ ‌‌‍ ​‌‍​‌‌‍​‍‌‍‌‌‌‍ ​​‍‌‌​ ‌‌‌​​‍‌‌ ‌‍‍ ‌‍‌‌‌ ‍‌​‍‌‌​ ​ ‌​‌​​‍‌‌​ ​ ‌​‌​​‍‌‌​ ​‍​ ​‍‌‍‌‌‌‍ ‍​‍‌‌​ ​‍​ ​‍​‍‌‌​ ‌‌‌​‌​​‍ ‍‌ ‌‍‌‍​‌‌‍ ​‌ ‌‌‌‍‌‌​ ‌‍​‍‌‍​‌‌ ​ ‌‍‌‌‌‌‌‌‌ ​‍‌‍ ​​ ‌‌‍‍​‌ ‌​‌ ‌​‌ ​​‌ ​ ​‍‌‌​ ​ ‌​​‌​‍‌‌​ ​‍‌​‌‍​‍‌‌​ ​‍‌​‌‍‌‍ ‍‌‍ ‌ ​‍‌‍‌​‌‍‍‌‌‍​ ​‍ ‌‌‍​‍‌‍‍‌‌ ‌​‌‍‌‌‌ ​ ​‍ ‌‌‍‌ ‌ ​‍‌‍ ‌ ‌‌‌ ​​​‍ ‌‌ ​ ‌ ‌​‌ ‌‌‌‍‌​‌‍‍‌‌‍ ​‍ ‍‌ ‌‍‌‍‌‌‌ ​‍‌‍​ ‌‍‌‌‌‍ ​​‍ ‍‌‍​‌‌ ​​‌ ​​​‍‌‍‌‍‍‌‌‍‌​​ ‌​ ‌‍​ ‌​​ ​ ‌‍‌​​ ‍‌​ ‍‌​ ‌‌‌‍‌‍​‍ ‌​ ​​‌‍‌‍‌‍​‌​ ‌‍​‍ ‌​ ‌​‌‍‌‍​ ‌‌​ ‌​​‍ ‌‌‍​‌​ ​ ​ ​‍​ ‌ ​‍ ‌​ ​‍‌‍‌‌‌‍‌‍‌‍​‌​ ​‍​ ​‍​ ​ ​ ‌ ‌‍‌‌​ ​​​ ​​​ ‌ ​‍‌‍‌ ‌​‌ ‍‌‌ ​​‌‍‌‌​ ‌‌ ‌ ‌‍‌‌‌‍​‍‌ ​ ‌‍‍‌‌ ‌​‌‍‌‌‌​ ‍‌‍​‌‌ ‌‍‌‍‍‌‌‍‌ ‌‍​‌‌ ‌​‌‍‍‌‌‍ ‌‍ ‍‌​‍‌‌ ‌​‌‍‌‌‌‍ ‌​‍‌‍‌ ​​‌‍​‌‌ ‌​‌‍‍​​ ‌‌‍ ​‌‍​‌‌‍​‍‌‍‌‌‌‍ ​​‍‌‌​ ‌‌‌​​‍‌‌ ‌‍‍ ‌‍‌‌‌ ‍‌​‍‌‌​ ​ ‌​‌​​‍‌‌​ ​ ‌​‌​​‍‌‌​ ​‍​ ​‍‌‍‌‌‌‍ ‍​‍‌‌​ ​‍​ ​‍​‍‌‌​ ‌‌‌​‌​​‍ ‍‌ ‌‍‌‍​‌‌‍ ​‌ ‌‌‌‍‌‌​‍‌‍‌ ​​‌‍‌‌‌ ​‍‌ ​ ‌ ​​‌‍‌‌‌‍​ ‌ ‌​‌‍‍‌‌ ‌‍‌‍‌‌​ ‌‌ ​​‌ ‌‌‌‍​‍‌‍ ​‌‍‍‌‌ ​ ‌‍‍​‌‍‌‌‌‍‌​​‍​‍‌ ‌
Select Language
Find a Subway®​​​​‌ ‍ ​‍​‍‌‍ ‌ ​‍‌‍‍‌‌‍‌ ‌‍‍‌‌‍ ‍​‍​‍​ ‍‍​‍​‍‌ ​ ‌‍​‌‌‍ ‍‌‍‍‌‌ ‌​‌ ‍‌​‍ ‍‌‍‍‌‌‍ ​‍​‍​‍ ​​‍​‍‌‍‍​‌ ​‍‌‍‌‌‌‍‌‍​‍​‍​ ‍‍​‍​‍‌‍‍​‌ ‌​‌ ‌​‌ ​​‌ ​ ​ ‍‍​‍ ​‍ ‌‍ ‍‌‍ ‌ ​‍‌‍‌​‌‍‍‌‌‍​ ​‍ ‌‌‍​‍‌‍‍‌‌ ‌​‌‍‌‌‌ ​ ​‍ ‌‌‍‌ ‌ ​‍‌‍ ‌ ‌‌‌ ​​​‍ ‌‌ ​ ‌ ‌​‌ ‌‌‌‍‌​‌‍‍‌‌‍ ​‍ ‍‌ ‌‍‌‍‌‌‌ ​‍‌‍​ ‌‍‌‌‌‍ ​​‍ ‍‌‍​‌‌ ​​‌ ​​​‍ ‌‍‍‌‌‍ ‍‌ ‌​‌‍‌‌‌‍ ‍‌ ‌​​‍ ‌‍‌‌‌‍‌​‌‍‍‌‌ ‌​​‍ ‌‍ ‌‌‍ ‌‍‌​‌‍‌‌​ ‌‌ ​​‌ ​‍‌‍‌‌‌ ​ ‌‍‌‌‌‍ ‍‌ ‌​‌‍​‌‌ ‌​‌‍‍‌‌‍ ‌‍ ‍​ ‍ ‌‍‍‌‌‍‌​​ ‌‌‍​‍​ ​‌​ ‌​​ ‌‍​ ‌ ​ ‍​​ ‍​​ ​‍​‍ ‌​ ‌‍​ ‌‌​ ‌​‌‍‌‍​‍ ‌​ ‌​​ ‌‍​ ​‌​ ‌‍​‍ ‌​ ‍‌​ ‍‌​ ‌‌​ ‌‌​‍ ‌‌‍‌‍​ ‍​‌‍​‍‌‍‌​​ ‍‌​ ​‌‌‍​‍​ ‍​​ ‍​‌‍‌‌​ ​ ​ ‍​​ ‍ ‌ ‌​‌ ‍‌‌ ​​‌‍‌‌​ ‌‌ ‌ ‌‍‌‌‌‍​‍‌ ​ ‌‍‍‌‌ ‌​‌‍‌‌‌​ ‍‌‍​‌‌ ‌‍‌‍‍‌‌‍‌ ‌‍​‌‌ ‌​‌‍‍‌‌‍ ‌‍ ‍‌​‍‌‌ ‌​‌‍‌‌‌‍ ‌​ ‍ ‌ ​​‌‍​‌‌ ‌​‌‍‍​​ ‌‌‍ ​‌‍​‌‌‍​‍‌‍‌‌‌‍ ​​‍‌‌​ ‌‌‌​​‍‌‌ ‌‍‍ ‌‍‌‌‌ ‍‌​‍‌‌​ ​ ‌​‌​​‍‌‌​ ​ ‌​‌​​‍‌‌​ ​‍​ ​‍‌‍‌‌‌‍ ‍​‍‌‌​ ​‍​ ​‍​‍‌‌​ ‌‌‌​‌​​‍ ‍‌ ‌‍‌‍​‌‌‍ ​‌ ‌‌‌‍‌‌​ ‌‍​‍‌‍​‌‌ ​ ‌‍‌‌‌‌‌‌‌ ​‍‌‍ ​​ ‌‌‍‍​‌ ‌​‌ ‌​‌ ​​‌ ​ ​‍‌‌​ ​ ‌​​‌​‍‌‌​ ​‍‌​‌‍​‍‌‌​ ​‍‌​‌‍‌‍ ‍‌‍ ‌ ​‍‌‍‌​‌‍‍‌‌‍​ ​‍ ‌‌‍​‍‌‍‍‌‌ ‌​‌‍‌‌‌ ​ ​‍ ‌‌‍‌ ‌ ​‍‌‍ ‌ ‌‌‌ ​​​‍ ‌‌ ​ ‌ ‌​‌ ‌‌‌‍‌​‌‍‍‌‌‍ ​‍ ‍‌ ‌‍‌‍‌‌‌ ​‍‌‍​ ‌‍‌‌‌‍ ​​‍ ‍‌‍​‌‌ ​​‌ ​​​‍‌‍‌‍‍‌‌‍‌​​ ‌‌‍​‍​ ​‌​ ‌​​ ‌‍​ ‌ ​ ‍​​ ‍​​ ​‍​‍ ‌​ ‌‍​ ‌‌​ ‌​‌‍‌‍​‍ ‌​ ‌​​ ‌‍​ ​‌​ ‌‍​‍ ‌​ ‍‌​ ‍‌​ ‌‌​ ‌‌​‍ ‌‌‍‌‍​ ‍​‌‍​‍‌‍‌​​ ‍‌​ ​‌‌‍​‍​ ‍​​ ‍​‌‍‌‌​ ​ ​ ‍​​‍‌‍‌ ‌​‌ ‍‌‌ ​​‌‍‌‌​ ‌‌ ‌ ‌‍‌‌‌‍​‍‌ ​ ‌‍‍‌‌ ‌​‌‍‌‌‌​ ‍‌‍​‌‌ ‌‍‌‍‍‌‌‍‌ ‌‍​‌‌ ‌​‌‍‍‌‌‍ ‌‍ ‍‌​‍‌‌ ‌​‌‍‌‌‌‍ ‌​‍‌‍‌ ​​‌‍​‌‌ ‌​‌‍‍​​ ‌‌‍ ​‌‍​‌‌‍​‍‌‍‌‌‌‍ ​​‍‌‌​ ‌‌‌​​‍‌‌ ‌‍‍ ‌‍‌‌‌ ‍‌​‍‌‌​ ​ ‌​‌​​‍‌‌​ ​ ‌​‌​​‍‌‌​ ​‍​ ​‍‌‍‌‌‌‍ ‍​‍‌‌​ ​‍​ ​‍​‍‌‌​ ‌‌‌​‌​​‍ ‍‌ ‌‍‌‍​‌‌‍ ​‌ ‌‌‌‍‌‌​‍‌‍‌ ​​‌‍‌‌‌ ​‍‌ ​ ‌ ​​‌‍‌‌‌‍​ ‌ ‌​‌‍‍‌‌ ‌‍‌‍‌‌​ ‌‌ ​​‌ ‌‌‌‍​‍‌‍ ​‌‍‍‌‌ ​ ‌‍‍​‌‍‌‌‌‍‌​​‍​‍‌ ‌
Smileyrapport​​​​‌ ‍ ​‍​‍‌‍ ‌ ​‍‌‍‍‌‌‍‌ ‌‍‍‌‌‍ ‍​‍​‍​ ‍‍​‍​‍‌ ​ ‌‍​‌‌‍ ‍‌‍‍‌‌ ‌​‌ ‍‌​‍ ‍‌‍‍‌‌‍ ​‍​‍​‍ ​​‍​‍‌‍‍​‌ ​‍‌‍‌‌‌‍‌‍​‍​‍​ ‍‍​‍​‍‌‍‍​‌ ‌​‌ ‌​‌ ​​‌ ​ ​ ‍‍​‍ ​‍ ‌‍ ‍‌‍ ‌ ​‍‌‍‌​‌‍‍‌‌‍​ ​‍ ‌‌‍​‍‌‍‍‌‌ ‌​‌‍‌‌‌ ​ ​‍ ‌‌‍‌ ‌ ​‍‌‍ ‌ ‌‌‌ ​​​‍ ‌‌ ​ ‌ ‌​‌ ‌‌‌‍‌​‌‍‍‌‌‍ ​‍ ‍‌ ‌‍‌‍‌‌‌ ​‍‌‍​ ‌‍‌‌‌‍ ​​‍ ‍‌‍​‌‌ ​​‌ ​​​‍ ‌‍‍‌‌‍ ‍‌ ‌​‌‍‌‌‌‍ ‍‌ ‌​​‍ ‌‍‌‌‌‍‌​‌‍‍‌‌ ‌​​‍ ‌‍ ‌‌‍ ‌‍‌​‌‍‌‌​ ‌‌ ​​‌ ​‍‌‍‌‌‌ ​ ‌‍‌‌‌‍ ‍‌ ‌​‌‍​‌‌ ‌​‌‍‍‌‌‍ ‌‍ ‍​ ‍ ‌‍‍‌‌‍‌​​ ‌‌‍​‍​ ‌ ​ ​​‌‍‌‍‌‍‌‌​ ‍​‌‍‌‌​ ‌‍​‍ ‌‌‍​ ‌‍‌‌‌‍‌​​ ‌‍​‍ ‌​ ‌​‌‍​‍​ ​ ​ ​‌​‍ ‌​ ‍‌​ ​​‌‍‌‌​ ‌‍​‍ ‌​ ‌‍​ ​ ‌‍‌‌​ ​ ​ ​​‌‍​ ​ ‍‌​ ​​​ ‌​​ ​ ​ ​‍​ ‍​​ ‍ ‌ ‌​‌ ‍‌‌ ​​‌‍‌‌​ ‌‌ ‌ ‌‍‌‌‌‍​‍‌ ​ ‌‍‍‌‌ ‌​‌‍‌‌‌​ ‍‌‍​‌‌ ‌‍‌‍‍‌‌‍‌ ‌‍​‌‌ ‌​‌‍‍‌‌‍ ‌‍ ‍‌​‍‌‌ ‌​‌‍‌‌‌‍ ‌​ ‍ ‌ ​​‌‍​‌‌ ‌​‌‍‍​​ ‌‌‍ ​‌‍​‌‌‍​‍‌‍‌‌‌‍ ​​‍‌‌​ ‌‌‌​​‍‌‌ ‌‍‍ ‌‍‌‌‌ ‍‌​‍‌‌​ ​ ‌​‌​​‍‌‌​ ​ ‌​‌​​‍‌‌​ ​‍​ ​‍‌‍‌‌‌‍ ‍​‍‌‌​ ​‍​ ​‍​‍‌‌​ ‌‌‌​‌​​‍ ‍‌ ‌‍‌‍​‌‌‍ ​‌ ‌‌‌‍‌‌​ ‌‍​‍‌‍​‌‌ ​ ‌‍‌‌‌‌‌‌‌ ​‍‌‍ ​​ ‌‌‍‍​‌ ‌​‌ ‌​‌ ​​‌ ​ ​‍‌‌​ ​ ‌​​‌​‍‌‌​ ​‍‌​‌‍​‍‌‌​ ​‍‌​‌‍‌‍ ‍‌‍ ‌ ​‍‌‍‌​‌‍‍‌‌‍​ ​‍ ‌‌‍​‍‌‍‍‌‌ ‌​‌‍‌‌‌ ​ ​‍ ‌‌‍‌ ‌ ​‍‌‍ ‌ ‌‌‌ ​​​‍ ‌‌ ​ ‌ ‌​‌ ‌‌‌‍‌​‌‍‍‌‌‍ ​‍ ‍‌ ‌‍‌‍‌‌‌ ​‍‌‍​ ‌‍‌‌‌‍ ​​‍ ‍‌‍​‌‌ ​​‌ ​​​‍‌‍‌‍‍‌‌‍‌​​ ‌‌‍​‍​ ‌ ​ ​​‌‍‌‍‌‍‌‌​ ‍​‌‍‌‌​ ‌‍​‍ ‌‌‍​ ‌‍‌‌‌‍‌​​ ‌‍​‍ ‌​ ‌​‌‍​‍​ ​ ​ ​‌​‍ ‌​ ‍‌​ ​​‌‍‌‌​ ‌‍​‍ ‌​ ‌‍​ ​ ‌‍‌‌​ ​ ​ ​​‌‍​ ​ ‍‌​ ​​​ ‌​​ ​ ​ ​‍​ ‍​​‍‌‍‌ ‌​‌ ‍‌‌ ​​‌‍‌‌​ ‌‌ ‌ ‌‍‌‌‌‍​‍‌ ​ ‌‍‍‌‌ ‌​‌‍‌‌‌​ ‍‌‍​‌‌ ‌‍‌‍‍‌‌‍‌ ‌‍​‌‌ ‌​‌‍‍‌‌‍ ‌‍ ‍‌​‍‌‌ ‌​‌‍‌‌‌‍ ‌​‍‌‍‌ ​​‌‍​‌‌ ‌​‌‍‍​​ ‌‌‍ ​‌‍​‌‌‍​‍‌‍‌‌‌‍ ​​‍‌‌​ ‌‌‌​​‍‌‌ ‌‍‍ ‌‍‌‌‌ ‍‌​‍‌‌​ ​ ‌​‌​​‍‌‌​ ​ ‌​‌​​‍‌‌​ ​‍​ ​‍‌‍‌‌‌‍ ‍​‍‌‌​ ​‍​ ​‍​‍‌‌​ ‌‌‌​‌​​‍ ‍‌ ‌‍‌‍​‌‌‍ ​‌ ‌‌‌‍‌‌​‍‌‍‌ ​​‌‍‌‌‌ ​‍‌ ​ ‌ ​​‌‍‌‌‌‍​ ‌ ‌​‌‍‍‌‌ ‌‍‌‍‌‌​ ‌‌ ​​‌ ‌‌‌‍​‍‌‍ ​‌‍‍‌‌ ​ ‌‍‍​‌‍‌‌‌‍‌​​‍​‍‌ ‌
Allergens​​​​‌ ‍ ​‍​‍‌‍ ‌ ​‍‌‍‍‌‌‍‌ ‌‍‍‌‌‍ ‍​‍​‍​ ‍‍​‍​‍‌ ​ ‌‍​‌‌‍ ‍‌‍‍‌‌ ‌​‌ ‍‌​‍ ‍‌‍‍‌‌‍ ​‍​‍​‍ ​​‍​‍‌‍‍​‌ ​‍‌‍‌‌‌‍‌‍​‍​‍​ ‍‍​‍​‍‌‍‍​‌ ‌​‌ ‌​‌ ​​‌ ​ ​ ‍‍​‍ ​‍ ‌‍ ‍‌‍ ‌ ​‍‌‍‌​‌‍‍‌‌‍​ ​‍ ‌‌‍​‍‌‍‍‌‌ ‌​‌‍‌‌‌ ​ ​‍ ‌‌‍‌ ‌ ​‍‌‍ ‌ ‌‌‌ ​​​‍ ‌‌ ​ ‌ ‌​‌ ‌‌‌‍‌​‌‍‍‌‌‍ ​‍ ‍‌ ‌‍‌‍‌‌‌ ​‍‌‍​ ‌‍‌‌‌‍ ​​‍ ‍‌‍​‌‌ ​​‌ ​​​‍ ‌‍‍‌‌‍ ‍‌ ‌​‌‍‌‌‌‍ ‍‌ ‌​​‍ ‌‍‌‌‌‍‌​‌‍‍‌‌ ‌​​‍ ‌‍ ‌‌‍ ‌‍‌​‌‍‌‌​ ‌‌ ​​‌ ​‍‌‍‌‌‌ ​ ‌‍‌‌‌‍ ‍‌ ‌​‌‍​‌‌ ‌​‌‍‍‌‌‍ ‌‍ ‍​ ‍ ‌‍‍‌‌‍‌​​ ‌​ ‌​​ ‍​​ ‌ ‌‍​‍​ ‌​​ ​‌​ ​​‌‍‌​​‍ ‌‌‍‌​​ ‍​‌‍​‍‌‍​‍​‍ ‌​ ‌​‌‍‌‍​ ​​​ ‌​​‍ ‌‌‍​‍​ ‌ ​ ‌ ​ ​ ​‍ ‌​ ‌‍​ ‍‌‌‍‌‍​ ‌​​ ‍​‌‍​ ​ ​‌‌‍‌‍‌‍​ ‌‍‌‍​ ‌‍​ ‌‌​ ‍ ‌ ‌​‌ ‍‌‌ ​​‌‍‌‌​ ‌‌ ‌ ‌‍‌‌‌‍​‍‌ ​ ‌‍‍‌‌ ‌​‌‍‌‌‌​ ‍‌‍​‌‌ ‌‍‌‍‍‌‌‍‌ ‌‍​‌‌ ‌​‌‍‍‌‌‍ ‌‍ ‍‌​‍‌‌ ‌​‌‍‌‌‌‍ ‌​ ‍ ‌ ​​‌‍​‌‌ ‌​‌‍‍​​ ‌‌‍ ​‌‍​‌‌‍​‍‌‍‌‌‌‍ ​​‍‌‌​ ‌‌‌​​‍‌‌ ‌‍‍ ‌‍‌‌‌ ‍‌​‍‌‌​ ​ ‌​‌​​‍‌‌​ ​ ‌​‌​​‍‌‌​ ​‍​ ​‍‌‍‌‌‌‍ ‍​‍‌‌​ ​‍​ ​‍​‍‌‌​ ‌‌‌​‌​​‍ ‍‌ ‌‍‌‍​‌‌‍ ​‌ ‌‌‌‍‌‌​ ‌‍​‍‌‍​‌‌ ​ ‌‍‌‌‌‌‌‌‌ ​‍‌‍ ​​ ‌‌‍‍​‌ ‌​‌ ‌​‌ ​​‌ ​ ​‍‌‌​ ​ ‌​​‌​‍‌‌​ ​‍‌​‌‍​‍‌‌​ ​‍‌​‌‍‌‍ ‍‌‍ ‌ ​‍‌‍‌​‌‍‍‌‌‍​ ​‍ ‌‌‍​‍‌‍‍‌‌ ‌​‌‍‌‌‌ ​ ​‍ ‌‌‍‌ ‌ ​‍‌‍ ‌ ‌‌‌ ​​​‍ ‌‌ ​ ‌ ‌​‌ ‌‌‌‍‌​‌‍‍‌‌‍ ​‍ ‍‌ ‌‍‌‍‌‌‌ ​‍‌‍​ ‌‍‌‌‌‍ ​​‍ ‍‌‍​‌‌ ​​‌ ​​​‍‌‍‌‍‍‌‌‍‌​​ ‌​ ‌​​ ‍​​ ‌ ‌‍​‍​ ‌​​ ​‌​ ​​‌‍‌​​‍ ‌‌‍‌​​ ‍​‌‍​‍‌‍​‍​‍ ‌​ ‌​‌‍‌‍​ ​​​ ‌​​‍ ‌‌‍​‍​ ‌ ​ ‌ ​ ​ ​‍ ‌​ ‌‍​ ‍‌‌‍‌‍​ ‌​​ ‍​‌‍​ ​ ​‌‌‍‌‍‌‍​ ‌‍‌‍​ ‌‍​ ‌‌​‍‌‍‌ ‌​‌ ‍‌‌ ​​‌‍‌‌​ ‌‌ ‌ ‌‍‌‌‌‍​‍‌ ​ ‌‍‍‌‌ ‌​‌‍‌‌‌​ ‍‌‍​‌‌ ‌‍‌‍‍‌‌‍‌ ‌‍​‌‌ ‌​‌‍‍‌‌‍ ‌‍ ‍‌​‍‌‌ ‌​‌‍‌‌‌‍ ‌​‍‌‍‌ ​​‌‍​‌‌ ‌​‌‍‍​​ ‌‌‍ ​‌‍​‌‌‍​‍‌‍‌‌‌‍ ​​‍‌‌​ ‌‌‌​​‍‌‌ ‌‍‍ ‌‍‌‌‌ ‍‌​‍‌‌​ ​ ‌​‌​​‍‌‌​ ​ ‌​‌​​‍‌‌​ ​‍​ ​‍‌‍‌‌‌‍ ‍​‍‌‌​ ​‍​ ​‍​‍‌‌​ ‌‌‌​‌​​‍ ‍‌ ‌‍‌‍​‌‌‍ ​‌ ‌‌‌‍‌‌​‍‌‍‌ ​​‌‍‌‌‌ ​‍‌ ​ ‌ ​​‌‍‌‌‌‍​ ‌ ‌​‌‍‍‌‌ ‌‍‌‍‌‌​ ‌‌ ​​‌ ‌‌‌‍​‍‌‍ ​‌‍‍‌‌ ​ ‌‍‍​‌‍‌‌‌‍‌​​‍​‍‌ ‌
Privacy notice​​​​‌ ‍ ​‍​‍‌‍ ‌ ​‍‌‍‍‌‌‍‌ ‌‍‍‌‌‍ ‍​‍​‍​ ‍‍​‍​‍‌ ​ ‌‍​‌‌‍ ‍‌‍‍‌‌ ‌​‌ ‍‌​‍ ‍‌‍‍‌‌‍ ​‍​‍​‍ ​​‍​‍‌‍‍​‌ ​‍‌‍‌‌‌‍‌‍​‍​‍​ ‍‍​‍​‍‌‍‍​‌ ‌​‌ ‌​‌ ​​‌ ​ ​ ‍‍​‍ ​‍ ‌‍ ‍‌‍ ‌ ​‍‌‍‌​‌‍‍‌‌‍​ ​‍ ‌‌‍​‍‌‍‍‌‌ ‌​‌‍‌‌‌ ​ ​‍ ‌‌‍‌ ‌ ​‍‌‍ ‌ ‌‌‌ ​​​‍ ‌‌ ​ ‌ ‌​‌ ‌‌‌‍‌​‌‍‍‌‌‍ ​‍ ‍‌ ‌‍‌‍‌‌‌ ​‍‌‍​ ‌‍‌‌‌‍ ​​‍ ‍‌‍​‌‌ ​​‌ ​​​‍ ‌‍‍‌‌‍ ‍‌ ‌​‌‍‌‌‌‍ ‍‌ ‌​​‍ ‌‍‌‌‌‍‌​‌‍‍‌‌ ‌​​‍ ‌‍ ‌‌‍ ‌‍‌​‌‍‌‌​ ‌‌ ​​‌ ​‍‌‍‌‌‌ ​ ‌‍‌‌‌‍ ‍‌ ‌​‌‍​‌‌ ‌​‌‍‍‌‌‍ ‌‍ ‍​ ‍ ‌‍‍‌‌‍‌​​ ‌​ ‍‌​ ‍​‌‍​‍‌‍‌​‌‍​‍​ ‌​​ ‌ ​ ​‍​‍ ‌‌‍‌​‌‍​ ‌‍‌‌‌‍‌‍​‍ ‌​ ‌​​ ‍​​ ​‍​ ‌‍​‍ ‌‌‍​‌‌‍​ ‌‍​ ​ ‌ ​‍ ‌​ ​ ​ ​ ​ ‌‌​ ​​‌‍​‌​ ‌‌​ ​‍‌‍​ ‌‍‌​​ ‌​‌‍‌‌​ ‌‌​ ‍ ‌ ‌​‌ ‍‌‌ ​​‌‍‌‌​ ‌‌ ‌ ‌‍‌‌‌‍​‍‌ ​ ‌‍‍‌‌ ‌​‌‍‌‌‌​ ‍‌‍​‌‌ ‌‍‌‍‍‌‌‍‌ ‌‍​‌‌ ‌​‌‍‍‌‌‍ ‌‍ ‍‌​‍‌‌ ‌​‌‍‌‌‌‍ ‌​ ‍ ‌ ​​‌‍​‌‌ ‌​‌‍‍​​ ‌‌‍ ​‌‍​‌‌‍​‍‌‍‌‌‌‍ ​​‍‌‌​ ‌‌‌​​‍‌‌ ‌‍‍ ‌‍‌‌‌ ‍‌​‍‌‌​ ​ ‌​‌​​‍‌‌​ ​ ‌​‌​​‍‌‌​ ​‍​ ​‍‌‍‌‌‌‍ ‍​‍‌‌​ ​‍​ ​‍​‍‌‌​ ‌‌‌​‌​​‍ ‍‌ ‌‍‌‍​‌‌‍ ​‌ ‌‌‌‍‌‌​ ‌‍​‍‌‍​‌‌ ​ ‌‍‌‌‌‌‌‌‌ ​‍‌‍ ​​ ‌‌‍‍​‌ ‌​‌ ‌​‌ ​​‌ ​ ​‍‌‌​ ​ ‌​​‌​‍‌‌​ ​‍‌​‌‍​‍‌‌​ ​‍‌​‌‍‌‍ ‍‌‍ ‌ ​‍‌‍‌​‌‍‍‌‌‍​ ​‍ ‌‌‍​‍‌‍‍‌‌ ‌​‌‍‌‌‌ ​ ​‍ ‌‌‍‌ ‌ ​‍‌‍ ‌ ‌‌‌ ​​​‍ ‌‌ ​ ‌ ‌​‌ ‌‌‌‍‌​‌‍‍‌‌‍ ​‍ ‍‌ ‌‍‌‍‌‌‌ ​‍‌‍​ ‌‍‌‌‌‍ ​​‍ ‍‌‍​‌‌ ​​‌ ​​​‍‌‍‌‍‍‌‌‍‌​​ ‌​ ‍‌​ ‍​‌‍​‍‌‍‌​‌‍​‍​ ‌​​ ‌ ​ ​‍​‍ ‌‌‍‌​‌‍​ ‌‍‌‌‌‍‌‍​‍ ‌​ ‌​​ ‍​​ ​‍​ ‌‍​‍ ‌‌‍​‌‌‍​ ‌‍​ ​ ‌ ​‍ ‌​ ​ ​ ​ ​ ‌‌​ ​​‌‍​‌​ ‌‌​ ​‍‌‍​ ‌‍‌​​ ‌​‌‍‌‌​ ‌‌​‍‌‍‌ ‌​‌ ‍‌‌ ​​‌‍‌‌​ ‌‌ ‌ ‌‍‌‌‌‍​‍‌ ​ ‌‍‍‌‌ ‌​‌‍‌‌‌​ ‍‌‍​‌‌ ‌‍‌‍‍‌‌‍‌ ‌‍​‌‌ ‌​‌‍‍‌‌‍ ‌‍ ‍‌​‍‌‌ ‌​‌‍‌‌‌‍ ‌​‍‌‍‌ ​​‌‍​‌‌ ‌​‌‍‍​​ ‌‌‍ ​‌‍​‌‌‍​‍‌‍‌‌‌‍ ​​‍‌‌​ ‌‌‌​​‍‌‌ ‌‍‍ ‌‍‌‌‌ ‍‌​‍‌‌​ ​ ‌​‌​​‍‌‌​ ​ ‌​‌​​‍‌‌​ ​‍​ ​‍‌‍‌‌‌‍ ‍​‍‌‌​ ​‍​ ​‍​‍‌‌​ ‌‌‌​‌​​‍ ‍‌ ‌‍‌‍​‌‌‍ ​‌ ‌‌‌‍‌‌​‍‌‍‌ ​​‌‍‌‌‌ ​‍‌ ​ ‌ ​​‌‍‌‌‌‍​ ‌ ‌​‌‍‍‌‌ ‌‍‌‍‌‌​ ‌‌ ​​‌ ‌‌‌‍​‍‌‍ ​‌‍‍‌‌ ​ ‌‍‍​‌‍‌‌‌‍‌​​‍​‍‌ ‌
Subway® is a Registered Trademark of Subway IP, LLC © 2026
Subway IP, LLC. All Rights Reserved.​​​​‌ ‍ ​‍​‍‌‍ ‌ ​‍‌‍‍‌‌‍‌ ‌‍‍‌‌‍ ‍​‍​‍​ ‍‍​‍​‍‌ ​ ‌‍​‌‌‍ ‍‌‍‍‌‌ ‌​‌ ‍‌​‍ ‍‌‍‍‌‌‍ ​‍​‍​‍ ​​‍​‍‌‍‍​‌ ​‍‌‍‌‌‌‍‌‍​‍​‍​ ‍‍​‍​‍‌‍‍​‌ ‌​‌ ‌​‌ ​​‌ ​ ​ ‍‍​‍ ​‍ ‌‍ ‍‌‍ ‌ ​‍‌‍‌​‌‍‍‌‌‍​ ​‍ ‌‌‍​‍‌‍‍‌‌ ‌​‌‍‌‌‌ ​ ​‍ ‌‌‍‌ ‌ ​‍‌‍ ‌ ‌‌‌ ​​​‍ ‌‌ ​ ‌ ‌​‌ ‌‌‌‍‌​‌‍‍‌‌‍ ​‍ ‍‌ ‌‍‌‍‌‌‌ ​‍‌‍​ ‌‍‌‌‌‍ ​​‍ ‍‌‍​‌‌ ​​‌ ​​​‍ ‌‍‍‌‌‍ ‍‌ ‌​‌‍‌‌‌‍ ‍‌ ‌​​‍ ‌‍‌‌‌‍‌​‌‍‍‌‌ ‌​​‍ ‌‍ ‌‌‍ ‌‍‌​‌‍‌‌​ ‌‌ ​​‌ ​‍‌‍‌‌‌ ​ ‌‍‌‌‌‍ ‍‌ ‌​‌‍​‌‌ ‌​‌‍‍‌‌‍ ‌‍ ‍​ ‍ ‌‍‍‌‌‍‌​​ ‌​ ‌‍​ ​ ‌‍‌​​ ‌‌​ ​ ‌‍​‍​ ​‌​ ​​​‍ ‌​ ​‍​ ​‌​ ‌‌​ ​​​‍ ‌​ ‌​‌‍​ ‌‍​ ​ ​​​‍ ‌​ ‍​‌‍‌‌​ ‍‌​ ​‍​‍ ‌​ ‌ ‌‍‌‌​ ​‍​ ​‌​ ​‍​ ​ ​ ​ ‌‍‌‍‌‍​‍​ ‌‌​ ‍​‌‍​‌​ ‍ ‌ ‌​‌ ‍‌‌ ​​‌‍‌‌​ ‌‌ ‌ ‌‍‌‌‌‍​‍‌ ​ ‌‍‍‌‌ ‌​‌‍‌‌‌​‌‍‌‍ ‌‍ ‌ ‌​‌‍‌‌‌ ​‍​ ‍ ‌ ​​‌‍​‌‌ ‌​‌‍‍​​ ‌‌‍​ ‌‍ ‌ ​​‌ ‍‌‌ ​‍‌‍‍‌‌‍‌ ‌‍‍​‌ ‌​‌​ ‍‌‍ ‌ ‌​‌‍‍‌‌‍​ ‌‍‌‌​‍‌‌​ ‌‌‌​​‍‌‌ ‌‍‍ ‌‍‌‌‌ ‍‌​‍‌‌​ ​ ‌​‌​​‍‌‌​ ​ ‌​‌​​‍‌‌​ ​‍​ ​‍‌‍‌‌‌‍ ‍​‍‌‌​ ​‍​ ​‍​‍‌‌​ ‌‌‌​‌​​‍ ‍‌ ‌‍‌‍​‌‌‍ ​‌ ‌‌‌‍‌‌​ ‌‍​‍‌‍​‌‌ ​ ‌‍‌‌‌‌‌‌‌ ​‍‌‍ ​​ ‌‌‍‍​‌ ‌​‌ ‌​‌ ​​‌ ​ ​‍‌‌​ ​ ‌​​‌​‍‌‌​ ​‍‌​‌‍​‍‌‌​ ​‍‌​‌‍‌‍ ‍‌‍ ‌ ​‍‌‍‌​‌‍‍‌‌‍​ ​‍ ‌‌‍​‍‌‍‍‌‌ ‌​‌‍‌‌‌ ​ ​‍ ‌‌‍‌ ‌ ​‍‌‍ ‌ ‌‌‌ ​​​‍ ‌‌ ​ ‌ ‌​‌ ‌‌‌‍‌​‌‍‍‌‌‍ ​‍ ‍‌ ‌‍‌‍‌‌‌ ​‍‌‍​ ‌‍‌‌‌‍ ​​‍ ‍‌‍​‌‌ ​​‌ ​​​‍‌‍‌‍‍‌‌‍‌​​ ‌​ ‌‍​ ​ ‌‍‌​​ ‌‌​ ​ ‌‍​‍​ ​‌​ ​​​‍ ‌​ ​‍​ ​‌​ ‌‌​ ​​​‍ ‌​ ‌​‌‍​ ‌‍​ ​ ​​​‍ ‌​ ‍​‌‍‌‌​ ‍‌​ ​‍​‍ ‌​ ‌ ‌‍‌‌​ ​‍​ ​‌​ ​‍​ ​ ​ ​ ‌‍‌‍‌‍​‍​ ‌‌​ ‍​‌‍​‌​‍‌‍‌ ‌​‌ ‍‌‌ ​​‌‍‌‌​ ‌‌ ‌ ‌‍‌‌‌‍​‍‌ ​ ‌‍‍‌‌ ‌​‌‍‌‌‌​‌‍‌‍ ‌‍ ‌ ‌​‌‍‌‌‌ ​‍​‍‌‍‌ ​​‌‍​‌‌ ‌​‌‍‍​​ ‌‌‍​ ‌‍ ‌ ​​‌ ‍‌‌ ​‍‌‍‍‌‌‍‌ ‌‍‍​‌ ‌​‌​ ‍‌‍ ‌ ‌​‌‍‍‌‌‍​ ‌‍‌‌​‍‌‌​ ‌‌‌​​‍‌‌ ‌‍‍ ‌‍‌‌‌ ‍‌​‍‌‌​ ​ ‌​‌​​‍‌‌​ ​ ‌​‌​​‍‌‌​ ​‍​ ​‍‌‍‌‌‌‍ ‍​‍‌‌​ ​‍​ ​‍​‍‌‌​ ‌‌‌​‌​​‍ ‍‌ ‌‍‌‍​‌‌‍ ​‌ ‌‌‌‍‌‌​‍‌‍‌ ​​‌‍‌‌‌ ​‍‌ ​ ‌ ​​‌‍‌‌‌‍​ ‌ ‌​‌‍‍‌‌ ‌‍‌‍‌‌​ ‌‌ ​​‌ ‌‌‌‍​‍‌‍ ​‌‍‍‌‌ ​ ‌‍‍​‌‍‌‌‌‍‌​​‍​‍‌ ‌
Subway Denmark TikTok